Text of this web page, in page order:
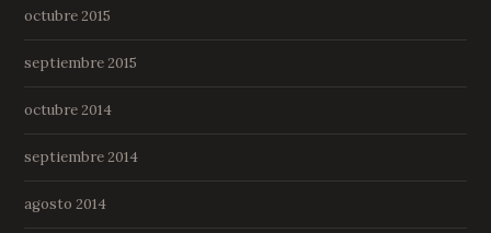
octubre 2015
septiembre 2015
octubre 2014
septiembre 2014
agosto 2014